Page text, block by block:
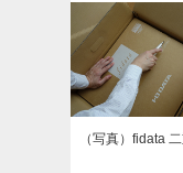
（写真）fidata